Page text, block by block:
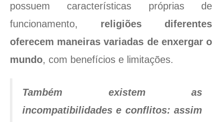
possuem características próprias de
funcionamento, religiões diferentes
oferecem maneiras variadas de enxergar o
mundo, com benefícios e limitações.
Também existem as
incompatibilidades e conflitos: assim